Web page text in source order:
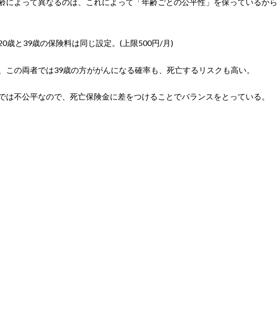
によって異なるのは、これによって「年齢ごとの公平性」を保っているから
歳と39歳の保険料は同じ設定。(上限500円/月)
この両者では39歳の方ががんになる確率も、死亡するリスクも高い。
は不公平なので、死亡保険金に差をつけることでバランスをとっている。